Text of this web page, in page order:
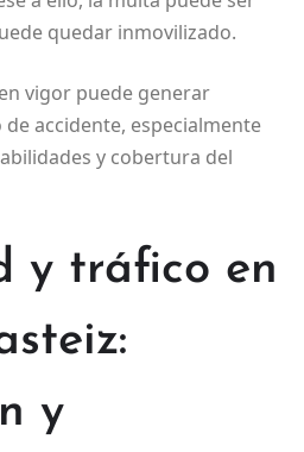
quedar inmovilizado.
vigor puede generar
accidente, especialmente
y cobertura del
y tráfico en
y